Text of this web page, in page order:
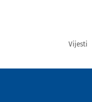
Vijesti